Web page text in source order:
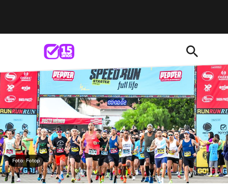
search
Foto: Fotop